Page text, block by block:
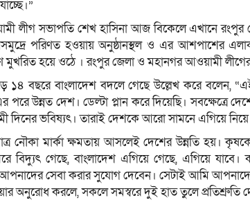
লীগ সভাপতি শেখ হাসিনা আজ বিকেলে এখানে রংপুর
পরিণত হওয়ায় অনুষ্ঠানস্থল ও এর আশপাশের
মুখরিত হয়ে ওঠে । রংপুর জেলা ও মহানগর আওয়ামী
১৪ বছরে বাংলাদেশ বদলে গেছে উল্লেখ করে বলেন,
পরে উন্নত দেশ। ডেল্টা প্লান করে দিয়েছি। সবক্ষেত্রে
দিনের ভবিষ্যৎ। তারাই দেশকে আরো সামনে এগিয়ে
নৌকা মার্কা ক্ষমতায় আসলেই দেশের উন্নতি হয়।
বিদ্যুৎ গেছে, বাংলাদেশ এগিয়ে গেছে, এগিয়ে
সেবা করার সুযোগ দেবেন। সেটাই আমি আপনাদের
অনুরোধ করলে, সকলে সমস্বরে দুই হাত তুলে প্রতিশ্রুতি